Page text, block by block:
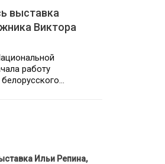
выставка
Виктора
работу
Ильи Репина,